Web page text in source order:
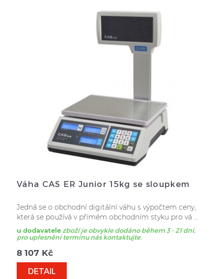
Váha CAS ER Junior 15kg se sloupkem
Jedná se o obchodní digitální váhu s výpočtem ceny,
která se používá v přímém obchodním styku pro vá ...
u dodavatele zboží je obvykle dodáno během 3 - 21 dní,
pro upřesnění termínu nás kontaktujte.
8 107 Kč
DETAIL